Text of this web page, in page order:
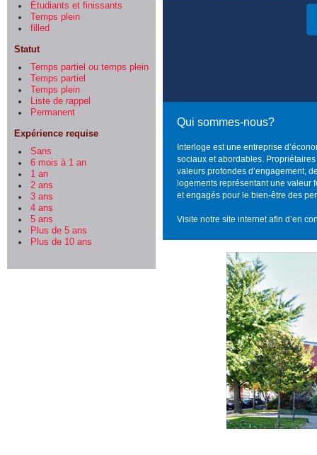
Étudiants et finissants
Temps plein
filled
Statut
Temps partiel ou temps plein
Temps partiel
Temps plein
Liste de rappel
Permanent
Expérience requise
Sans
6 mois à 1 an
1 an
2 ans
3 ans
4 ans
5 ans
Plus de 5 ans
Plus de 10 ans
Qui sommes-nous?
Interloge est une entreprise
sociaux et abordables.
valeurs profondes d’engagement,
logements représentant une valeur
et engagés pour le bien-être des
Visite notre site internet afin d’en